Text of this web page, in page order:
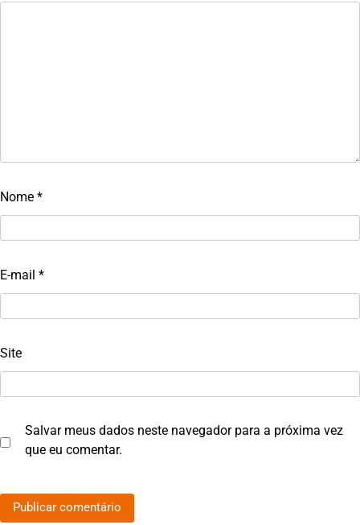
Nome *
E-mail *
Site
Salvar meus dados neste navegador para a próxima vez
que eu comentar.